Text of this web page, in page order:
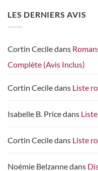
LES DERNIERS AVIS
Cortin Ceciledans
Complète (Avis Inclus)
Cortin Ceciledans Liste
Isabelle B. Pricedans
Cortin Ceciledans Liste
Noémie Belzannedans